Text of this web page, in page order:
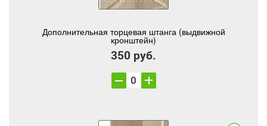
Дополнительная торцевая штанга (выдвижной
кронштейн)
350 руб.